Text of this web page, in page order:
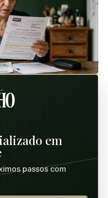
em
passos com